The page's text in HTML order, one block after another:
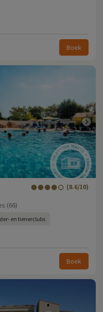
Boek
(8.6/10)
(66)
en tienerclubs
Boek